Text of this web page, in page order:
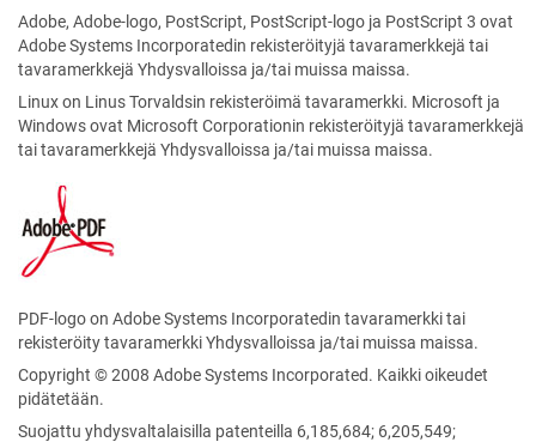
Adobe, Adobe-logo, PostScript, PostScript-logo ja PostScript 3 ovat
Adobe Systems Incorporatedin rekisteröityjä tavaramerkkejä tai
tavaramerkkejä Yhdysvalloissa ja/tai muissa maissa.
Linux on Linus Torvaldsin rekisteröimä tavaramerkki. Microsoft ja
Windows ovat Microsoft Corporationin rekisteröityjä tavaramerkkejä
tai tavaramerkkejä Yhdysvalloissa ja/tai muissa maissa.
PDF-logo on Adobe Systems Incorporatedin tavaramerkki tai
rekisteröity tavaramerkki Yhdysvalloissa ja/tai muissa maissa.
Copyright © 2008 Adobe Systems Incorporated. Kaikki oikeudet
pidätetään.
Suojattu yhdysvaltalaisilla patenteilla 6,185,684; 6,205,549;